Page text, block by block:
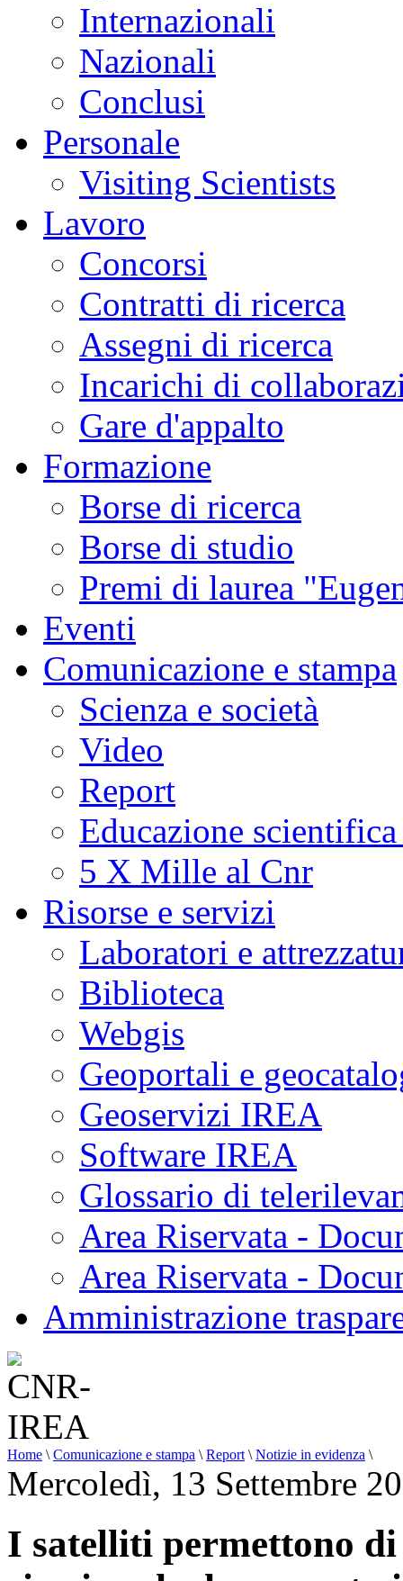
Internazionali
Nazionali
Conclusi
Personale
Visiting Scientists
Lavoro
Concorsi
Contratti di ricerca
Assegni di ricerca
Incarichi di
Gare d'appalto
Formazione
Borse di ricerca
Borse di studio
Premi di laurea
Eventi
Comunicazione e stampa
Scienza e società
Video
Report
Educazione
5 X Mille al Cnr
Risorse e servizi
Laboratori e
Biblioteca
Webgis
Geoportali e
Geoservizi IREA
Software IREA
Glossario di
Area Riservata -
Area Riservata -
Amministrazione
Home \ Comunicazione e stampa \ Report \ Notizie in evidenza \
Mercoledì, 13 Settembre
I satelliti permettono